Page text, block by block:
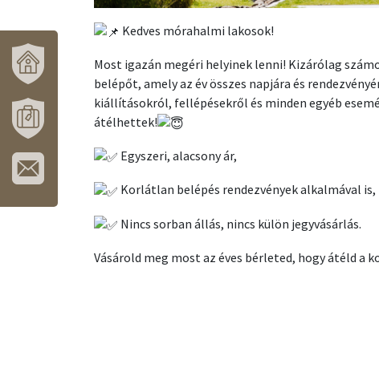
VÁROSUNK
ÉS
TÉRSÉGÜNK
MÓRAHALOM
TURISZTIKA
IRATKOZZON
HÍRLEVELÜNKRE!
Kedves mórahalmi lakosok!
Most igazán megéri helyinek lenni! Kizárólag
belépőt, amely az év összes napjára és
kiállításokról, fellépésekről és minden egyéb
átélhettek!
Egyszeri, alacsony ár,
Korlátlan belépés rendezvények alkalmával is,
Nincs sorban állás, nincs külön jegyvásárlás.
Vásárold meg most az éves bérleted, hogy átéld a